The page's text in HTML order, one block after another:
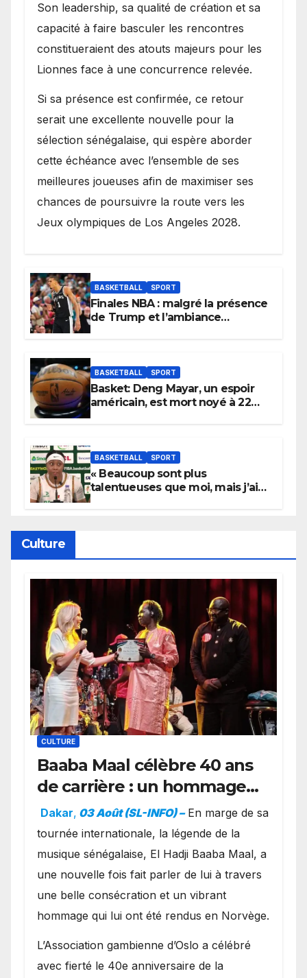
Son leadership, sa qualité de création et sa
capacité à faire basculer les rencontres
constitueraient des atouts majeurs pour les
Lionnes face à une concurrence relevée.
Si sa présence est confirmée, ce retour
serait une excellente nouvelle pour la
sélection sénégalaise, qui espère aborder
cette échéance avec l’ensemble de ses
meilleures joueuses afin de maximiser ses
chances de poursuivre la route vers les
Jeux olympiques de Los Angeles 2028.
BASKETBALL SPORT
Finales NBA : malgré la présence
de Trump et l’ambiance
BASKETBALL SPORT
Basket: Deng Mayar, un espoir
américain, est mort noyé à 22
BASKETBALL SPORT
« Beaucoup sont plus
talentueuses que moi, mais j’ai
Culture
CULTURE
Baaba Maal célèbre 40 ans
de carrière : un hommage
exceptionnel à Oslo en
présence de la famille
royale.
Dakar, 03 Août (SL-INFO) – ​En marge de sa
tournée internationale, la légende de la
musique sénégalaise, El Hadji Baaba Maal, a
une nouvelle fois fait parler de lui à travers
une belle consécration et un vibrant
hommage qui lui ont été rendus en Norvège.
​L’Association gambienne d’Oslo a célébré
avec fierté le 40e anniversaire de la